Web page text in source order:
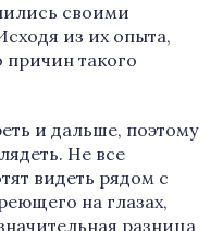
своими
из их опыта,
такого
и дальше, поэтому
Не все
видеть рядом с
на глазах,
разница